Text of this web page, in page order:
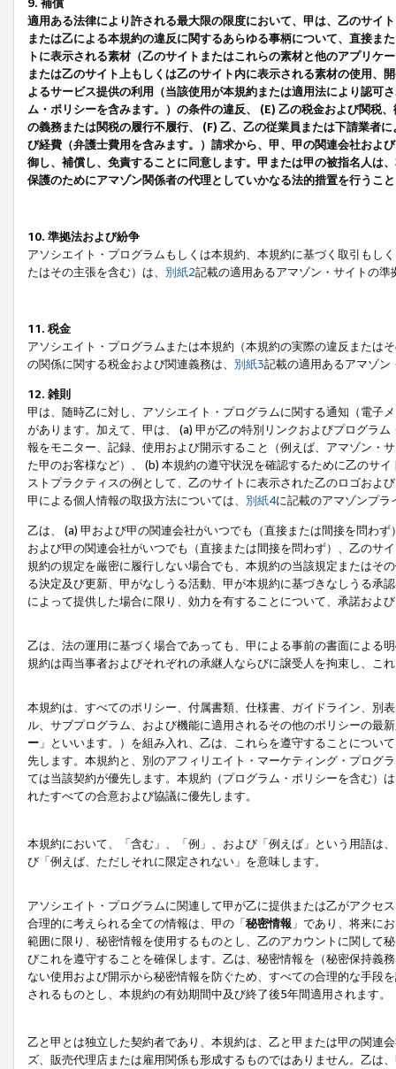
9. 補償
適用ある法律により許される最大限の限度において、甲は、乙のサイ
または乙による本規約の違反に関するあらゆる事柄について、直接ま
トに表示される素材（乙のサイトまたはこれらの素材と他のアプリ
または乙のサイト上もしくは乙のサイト内に表示される素材の使用、
よるサービス提供の利用（当該使用が本規約または適用法により認可
ム・ポリシーを含みます。）の条件の違反、 (E) 乙の税金および関税
の義務または関税の履行不履行、 (F) 乙、乙の従業員または下請業者
び経費（弁護士費用を含みます。）請求から、甲、甲の関連会社およ
御し、補償し、免責することに同意します。甲または甲の被指名人は
保護のためにアマゾン関係者の代理としていかなる法的措置を行うこ
10. 準拠法および紛争
アソシエイト・プログラムもしくは本規約、本規約に基づく取引もし
たはその主張を含む）は、 別紙2記載の適用あるアマゾン・サイトの
11. 税金
アソシエイト・プログラムまたは本規約（本規約の実際の違反または
の関係に関する税金および関連義務は、 別紙3記載の適用あるアマゾン
12. 雑則
甲は、随時乙に対し、アソシエイト・プログラムに関する通知（電子
があります。加えて、甲は、 (a) 甲が乙の特別リンクおよびプログラ
報をモニター、記録、使用および開示すること（例えば、アマゾン・
た甲のお客様など）、 (b) 本規約の遵守状況を確認するために乙のサ
ストプラクティスの例として、乙のサイトに表示された乙のロゴおよ
甲による個人情報の取扱方法については、 別紙4に記載のアマゾンプ
乙は、 (a) 甲および甲の関連会社がいつでも（直接または間接を問わ
および甲の関連会社がいつでも（直接または間接を問わず）、乙のサ
規約の規定を厳密に履行しない場合でも、本規約の当該規定またはそ
る決定及び更新、甲がなしうる活動、甲が本規約に基づきなしうる承
によって提供した場合に限り、効力を有することについて、承諾およ
乙は、法の運用に基づく場合であっても、甲による事前の書面による
規約は両当事者およびそれぞれの承継人ならびに譲受人を拘束し、こ
本規約は、すべてのポリシー、付属書類、仕様書、ガイドライン、別
ル、サブプログラム、および機能に適用されるその他のポリシーの最
ー 」といいます。）を組み入れ、乙は、これらを遵守することにつ
先します。本規約と、別のアフィリエイト・マーケティング・プログ
ては当該契約が優先します。本規約（プログラム・ポリシーを含む）
れたすべての合意および協議に優先します。
本規約において、「含む」、「例」、および「例えば」という用語は
び「例えば、ただしそれに限定されない」を意味します。
アソシエイト・プログラムに関連して甲が乙に提供または乙がアクセ
合理的に考えられる全ての情報は、甲の「秘密情報 」であり、将来に
範囲に限り、秘密情報を使用するものとし、乙のアカウントに関して
びこれを遵守することを確保します。乙は、秘密情報を（秘密保持義
ない使用および開示から秘密情報を防ぐため、すべての合理的な手段
されるものとし、本規約の有効期間中及び終了後5年間適用されます。
乙と甲とは独立した契約者であり、本規約は、乙と甲または甲の関連
ズ、販売代理店または雇用関係も形成するものではありません。乙は